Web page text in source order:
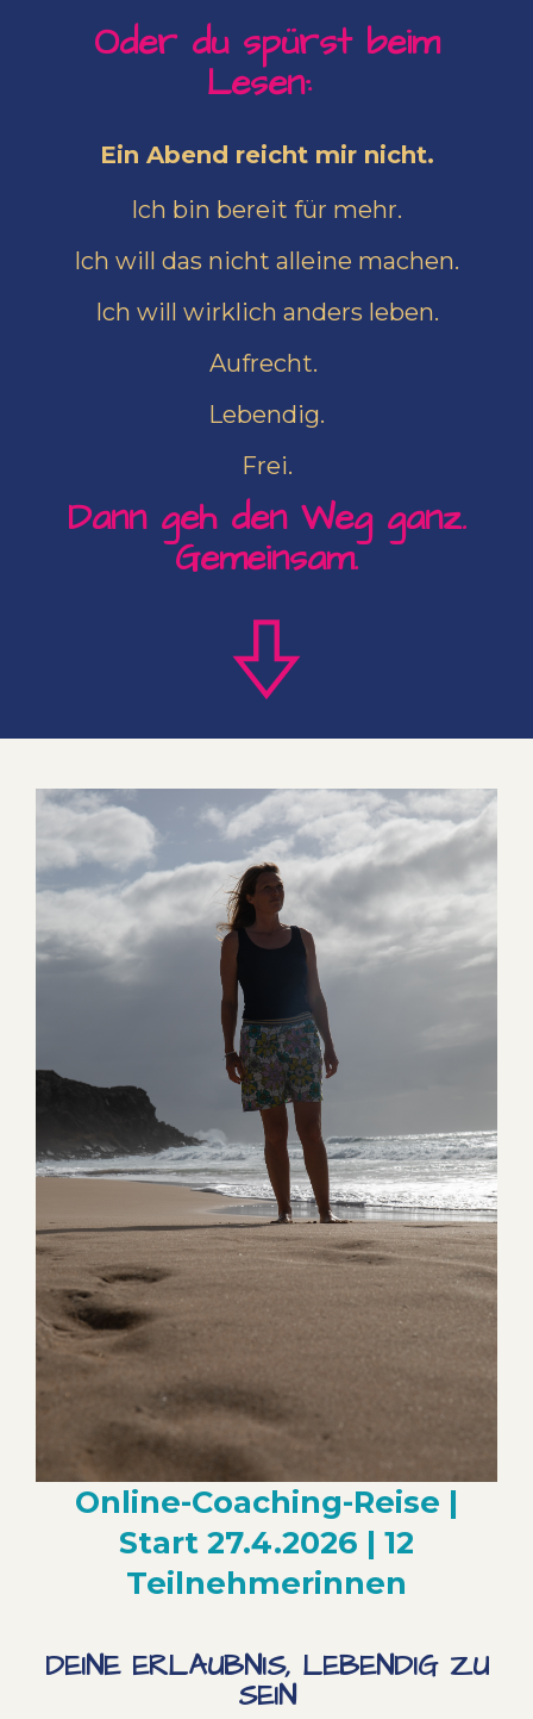
Oder du spürst beim
Lesen:
Ein Abend reicht mir nicht.
Ich bin bereit für mehr.
Ich will das nicht alleine machen.
Ich will wirklich anders leben.
Aufrecht.
Lebendig.
Frei.
Dann geh den Weg ganz.
Gemeinsam.
Online-Coaching-Reise |
Start 27.4.2026 | 12
Teilnehmerinnen
DEINE ERLAUBNIS, LEBENDIG ZU
SEIN